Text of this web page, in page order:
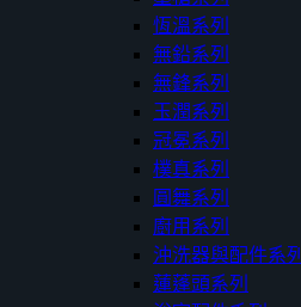
恆溫系列
無鉛系列
無鋒系列
玉潤系列
冠冕系列
樸真系列
圓舞系列
廚用系列
沖洗器與配件系列
蓮蓬頭系列